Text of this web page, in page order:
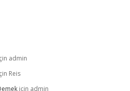
admin
Reis
için admin